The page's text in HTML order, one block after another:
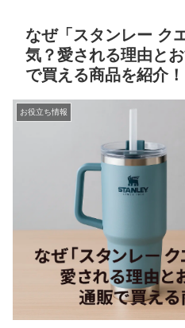
なぜ「スタンレー ク
気？愛される理由と
で買える商品を紹介！
お役立ち情報